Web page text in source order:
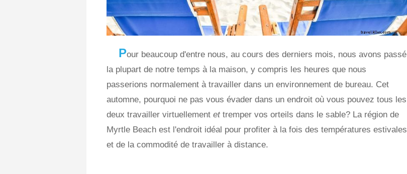
Pour beaucoup d'entre nous, au cours des derniers mois, nous avons passé
la plupart de notre temps à la maison, y compris les heures que nous
passerions normalement à travailler dans un environnement de bureau. Cet
automne, pourquoi ne pas vous évader dans un endroit où vous pouvez tous les
deux travailler virtuellement et tremper vos orteils dans le sable? La région de
Myrtle Beach est l'endroit idéal pour profiter à la fois des températures estivales
et de la commodité de travailler à distance.